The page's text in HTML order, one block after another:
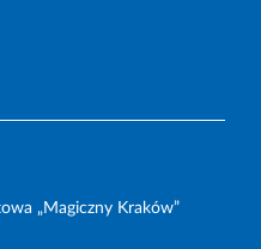
„Magiczny Kraków”